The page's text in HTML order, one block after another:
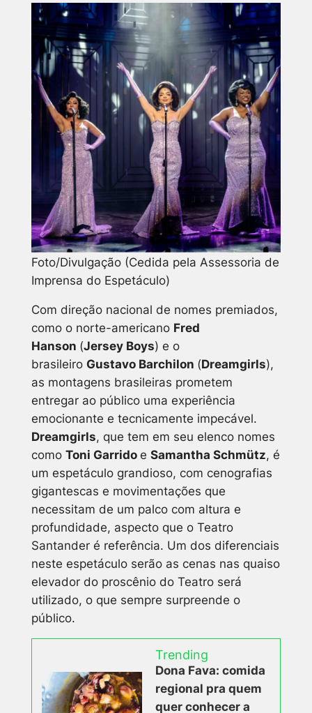
Foto/Divulgação (Cedida pela Assessoria de
Imprensa do Espetáculo)
Com direção nacional de nomes premiados,
como o norte-americano Fred
Hanson (Jersey Boys) e o
brasileiro Gustavo Barchilon (Dreamgirls),
as montagens brasileiras prometem
entregar ao público uma experiência
emocionante e tecnicamente impecável.
Dreamgirls, que tem em seu elenco nomes
como Toni Garrido e Samantha Schmütz, é
um espetáculo grandioso, com cenografias
gigantescas e movimentações que
necessitam de um palco com altura e
profundidade, aspecto que o Teatro
Santander é referência. Um dos diferenciais
neste espetáculo serão as cenas nas quaiso
elevador do proscênio do Teatro será
utilizado, o que sempre surpreende o
público.
Trending
Dona Fava: comida
regional pra quem
quer conhecer a